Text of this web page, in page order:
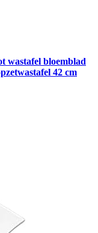
wastafel bloemblad
42 cm